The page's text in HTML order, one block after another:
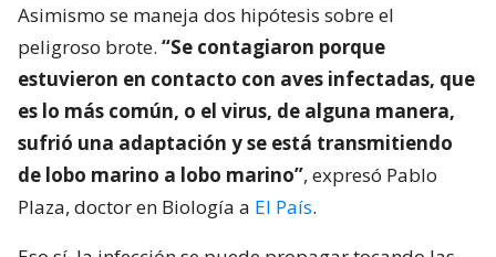
Asimismo se maneja dos hipótesis sobre el
peligroso brote. “Se contagiaron porque
estuvieron en contacto con aves infectadas, que
es lo más común, o el virus, de alguna manera,
sufrió una adaptación y se está transmitiendo
de lobo marino a lobo marino”, expresó Pablo
Plaza, doctor en Biología a El País.